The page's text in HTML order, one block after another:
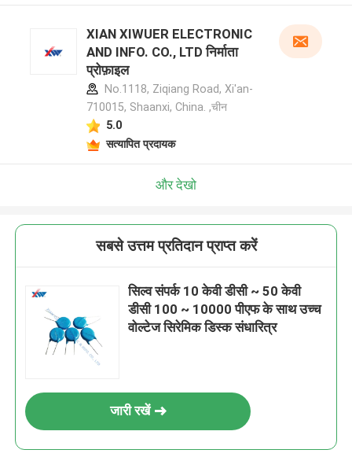
XIAN XIWUER ELECTRONIC
AND INFO. CO., LTD निर्माता
प्रोफ़ाइल
No.1118, Ziqiang Road, Xi'an-
710015, Shaanxi, China. ,चीन
5.0
सत्यापित प्रदायक
और देखो
सबसे उत्तम प्रतिदान प्राप्त करें
सिल्व संपर्क 10 केवी डीसी ~ 50 केवी
डीसी 100 ~ 10000 पीएफ के साथ उच्च
वोल्टेज सिरेमिक डिस्क संधारित्र
जारी रखें